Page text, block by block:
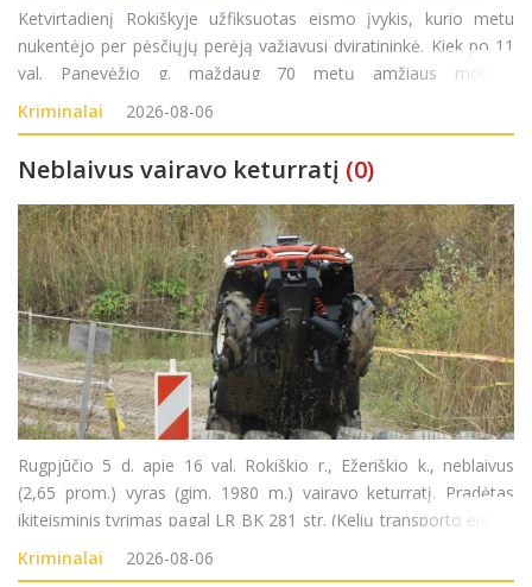
Ketvirtadienį Rokiškyje užfiksuotas eismo įvykis, kurio metu
nukentėjo per pėsčiųjų perėją važiavusi dviratininkė. Kiek po 11
val. Panevėžio g. maždaug 70 metų amžiaus moteris
važiuodama dviračiu kirto pėsčiųjų perėją. Tuo pačiu metu
važiavusi automobilio vairuotoja nespėjo laiku sustabdyti
Kriminalai 2026-08-06
Neblaivus vairavo keturratį (0)
Rugpjūčio 5 d. apie 16 val. Rokiškio r., Ežeriškio k., neblaivus
(2,65 prom.) vyras (gim. 1980 m.) vairavo keturratį. Pradėtas
ikiteisminis tyrimas pagal LR BK 281 str. (Kelių transporto eismo
saugumo ar transporto priemonių eksploatavimo taisyklių
pažeidimas).
Kriminalai 2026-08-06